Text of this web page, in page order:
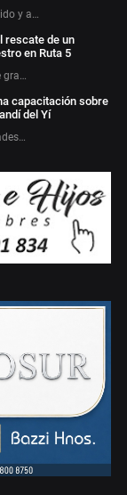
y a…
rescate de un
en Ruta 5
gra…
capacitación sobre
del Yí